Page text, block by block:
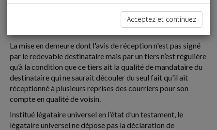
Déclaration de succession hors délai : avis de
réception de la mise en demeure signé par le voisin
La mise en demeure dont l'avis de réception n'est pas signé
par le redevable destinataire mais par un tiers n’est régulière
qu’à la condition que ce tiers ait la qualité de mandataire du
destinataire qui ne saurait découler du seul fait qu'il ait
réceptionné à plusieurs reprises des courriers pour son
compte en qualité de voisin.
Institué légataire universel en l’état d’un testament, le
légataire universel ne dépose pas la déclaration de
Acceptez et continuez